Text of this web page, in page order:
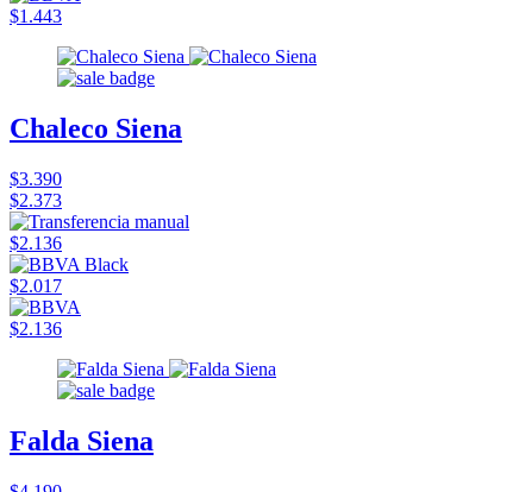
$1.443
Chaleco Siena
$3.390
$2.373
$2.136
$2.017
$2.136
Falda Siena